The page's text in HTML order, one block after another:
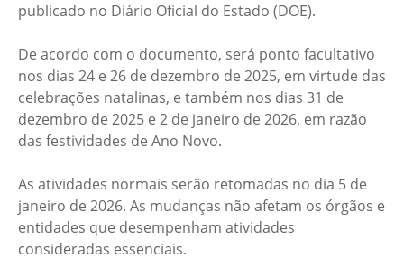
publicado no Diário Oficial do Estado (DOE).
De acordo com o documento, será ponto facultativo
nos dias 24 e 26 de dezembro de 2025, em virtude das
celebrações natalinas, e também nos dias 31 de
dezembro de 2025 e 2 de janeiro de 2026, em razão
das festividades de Ano Novo.
As atividades normais serão retomadas no dia 5 de
janeiro de 2026. As mudanças não afetam os órgãos e
entidades que desempenham atividades
consideradas essenciais.